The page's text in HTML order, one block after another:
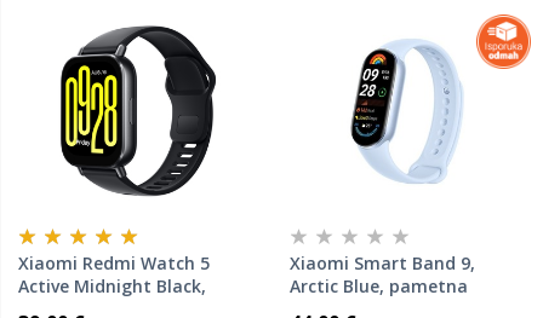
Xiaomi Redmi Watch 5
Active Midnight Black,
Xiaomi Smart Band 9,
Arctic Blue, pametna